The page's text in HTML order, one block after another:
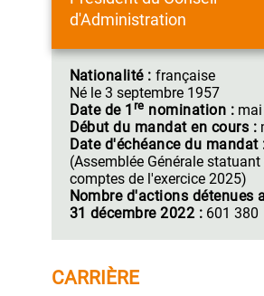
Benoît POTIER
d'Administration
Nationalité :française
Né le3 septembre 1957
Date de 1re nomination : mai
Début du mandat en cours :
Date d'échéancedu mandat :
comptes del'exercice 2025)
31 décembre 2022 :